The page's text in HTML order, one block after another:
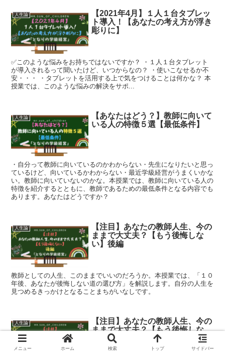
人生論
【2021年4月】１人１台タブレッ
ト導入！【あなたの考え方が浮き
彫りに】
✅このような悩みをお持ちではないですか？ ・１人１台タブレット
が導入されるって聞いたけど、いつからなの？ ・使いこなせるか不
安・・・ ・タブレットを活用する上で気をつけることは何かな？ 本
授業では、このような悩みの解決をサポ...
人生論
【あなたはどう？】教師に向いて
いる人の特徴５選【最低条件】
・自分って教師に向いているのかわからない・先生になりたいと思っ
ているけど、向いているかわからない・最近学級経営がうまくいかな
い。教師に向いていないのかな。本授業では、教師に向いている人の
特徴を紹介するとともに、教師であるための最低条件となる内容でも
あります。あなたはどうですか？
人生論
【注目】あなたの教師人生、今の
ままで大丈夫？【もう後悔しな
い】後編
教師としての人生、このままでいいのだろうか。本授業では、「１０
年後、あなたが後悔しない道の選び方」を解説します。自分の人生を
見つめるきっかけとなることまちがいなしです。
人生論
【注目】あなたの教師人生、今の
ままで大丈夫？【もう後悔しな
い】前編
メニュー ホーム 検索 トップ サイドバー